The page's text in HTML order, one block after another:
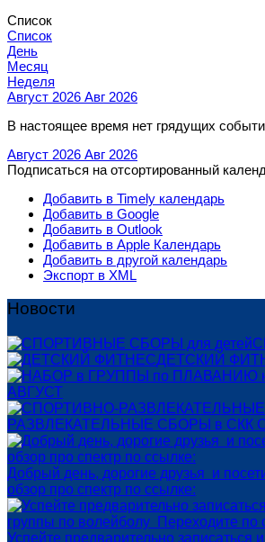
Список
Список
День
Месяц
Неделя
Август 2026 Авг 2026
В настоящее время нет грядущих
Август 2026 Авг 2026
Подписаться на отсортированный
Добавить в Timely календарь
Добавить в Google
Добавить в Outlook
Добавить в Apple Календарь
Добавить в другой календарь
Экспорт в XML
Новости
ДЕТСКИЙ
АВГУСТ
РАЗВЛЕКАТЕЛЬНЫЕ СБОРЫ в СКК
Добрый день, дорогие друзья и
обзор про спектр по ссылке:
Успейте предварительно